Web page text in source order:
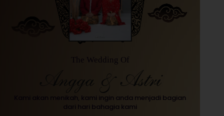
The Wedding Of
Angga & Astri
Kami akan menikah, kami ingin anda menjadi bagian
dari hari bahagia kami